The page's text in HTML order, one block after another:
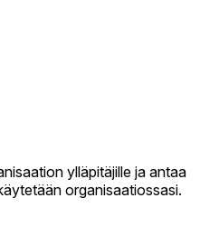
ylläpitäjille ja antaa
organisaatiossasi.